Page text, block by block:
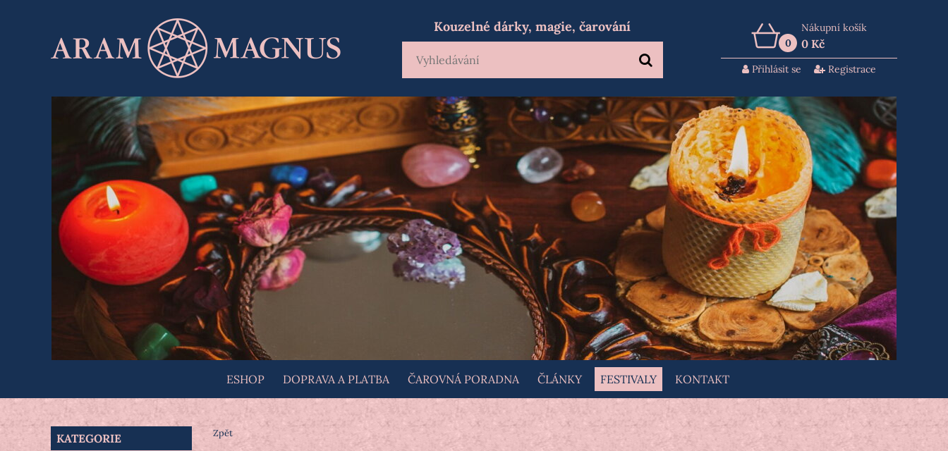
Kouzelné dárky, magie, čarování
0
Nákupní košík
0 Kč
Přihlásit se Registrace
ESHOP DOPRAVA A PLATBA ČAROVNÁ PORADNA ČLÁNKY FESTIVALY KONTAKT
Zpět
KATEGORIE